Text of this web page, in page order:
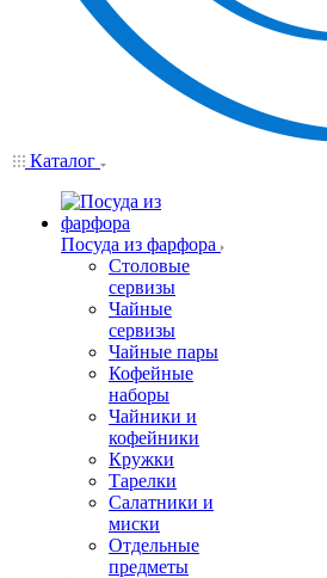
Каталог
Посуда из фарфора
Столовые
сервизы
Чайные
сервизы
Чайные пары
Кофейные
наборы
Чайники и
кофейники
Кружки
Тарелки
Салатники и
миски
Отдельные
предметы